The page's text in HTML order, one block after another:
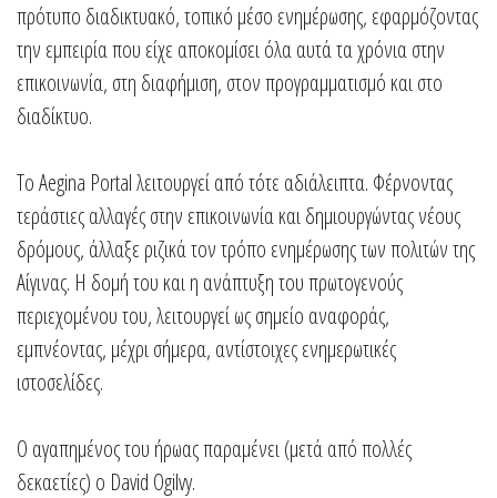
πρότυπο διαδικτυακό, τοπικό μέσο ενημέρωσης, εφαρμόζοντας
την εμπειρία που είχε αποκομίσει όλα αυτά τα χρόνια στην
επικοινωνία, στη διαφήμιση, στον προγραμματισμό και στο
διαδίκτυο.
Το Aegina Portal λειτουργεί από τότε αδιάλειπτα. Φέρνοντας
τεράστιες αλλαγές στην επικοινωνία και δημιουργώντας νέους
δρόμους, άλλαξε ριζικά τον τρόπο ενημέρωσης των πολιτών της
Αίγινας. Η δομή του και η ανάπτυξη του πρωτογενούς
περιεχομένου του, λειτουργεί ως σημείο αναφοράς,
εμπνέοντας, μέχρι σήμερα, αντίστοιχες ενημερωτικές
ιστοσελίδες.
Ο αγαπημένος του ήρωας παραμένει (μετά από πολλές
δεκαετίες) ο David Ogilvy.